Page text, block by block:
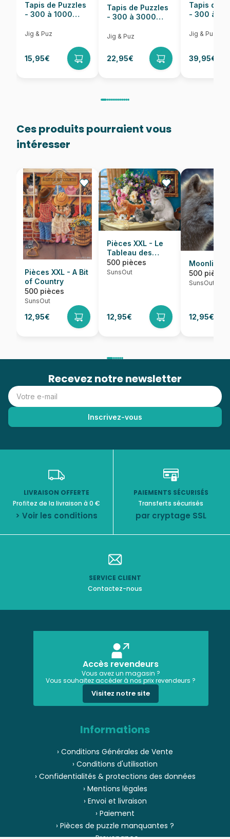
Tapis de Puzzles
- 300 à 1000
Jig & Puz
15,95€
Tapis de Puzzles
- 300 à 3000
Jig & Puz
22,95€
Tapis de
- 300 à
Jig & Puz
39,95€
Ces produits pourraient vous
intéresser
Pièces XXL - A Bit
of Country
500 pièces
SunsOut
12,95€
Pièces XXL - Le
Tableau des
Chatons
500 pièces
SunsOut
12,95€
Moonlight
500 pièces
SunsOut
12,95€
Recevez notre newsletter
LIVRAISON OFFERTE
Profitez de la livraison à 0 €
> Voir les conditions
PAIEMENTS SÉCURISÉS
Transferts sécurisés
par cryptage SSL
SERVICE CLIENT
Contactez-nous
Accès revendeurs
Vous avez un magasin ?
Vous souhaitez accéder à nos prix revendeurs ?
Visitez notre site
Informations
› Conditions Générales de Vente
› Conditions d'utilisation
› Confidentialités & protections des données
› Mentions légales
› Envoi et livraison
› Paiement
› Pièces de puzzle manquantes ?